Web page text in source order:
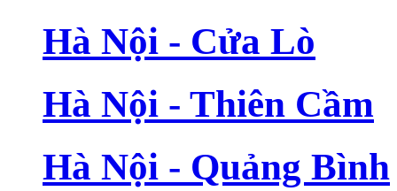
Hà Nội - Cửa Lò
Hà Nội - Thiên Cầm
Hà Nội - Quảng Bình